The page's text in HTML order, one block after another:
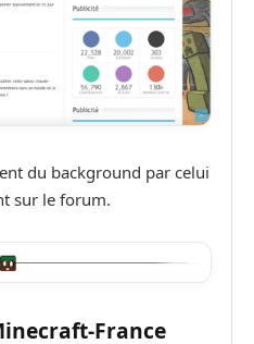
du background par celui
sur le forum.
France